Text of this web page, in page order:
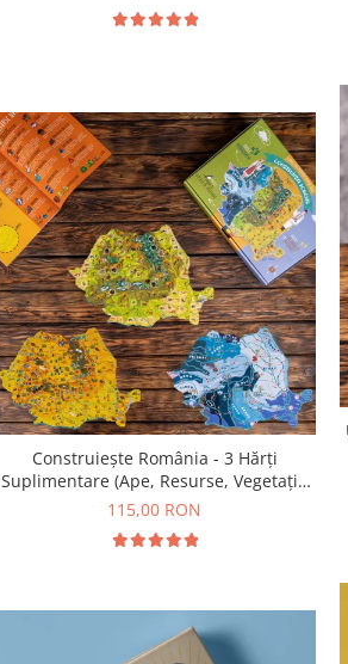
Construiește România - 3 Hărți
Suplimentare (Ape, Resurse, Vegetație
și Faună)
115,00 RON